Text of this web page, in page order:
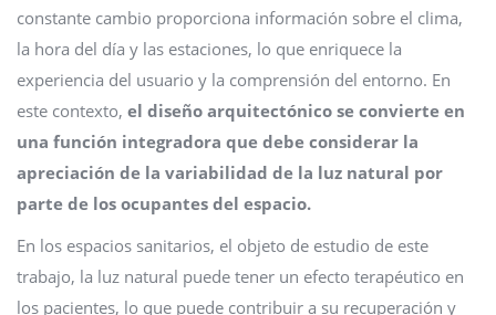
constante cambio proporciona información sobre el clima,
la hora del día y las estaciones, lo que enriquece la
experiencia del usuario y la comprensión del entorno. En
este contexto, el diseño arquitectónico se convierte en
una función integradora que debe considerar la
apreciación de la variabilidad de la luz natural por
parte de los ocupantes del espacio.
En los espacios sanitarios, el objeto de estudio de este
trabajo, la luz natural puede tener un efecto terapéutico en
los pacientes, lo que puede contribuir a su recuperación y